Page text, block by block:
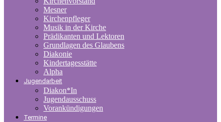
Mesner
Kirchenpfleger
Musik in der Kirche
Prädikanten und Lektoren
Grundlagen des Glaubens
Diakonie
Kindertagesstätte
Alpha
Jugendarbeit
Diakon*In
Jugendausschuss
Vorankündigungen
Termine